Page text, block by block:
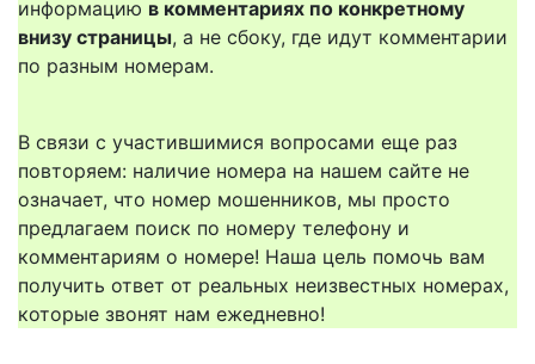
информацию в комментариях по конкретному
внизу страницы, а не сбоку, где идут комментарии
по разным номерам.
В связи с участившимися вопросами еще раз
повторяем: наличие номера на нашем сайте не
означает, что номер мошенников, мы просто
предлагаем поиск по номеру телефону и
комментариям о номере! Наша цель помочь вам
получить ответ от реальных неизвестных номерах,
которые звонят нам ежедневно!